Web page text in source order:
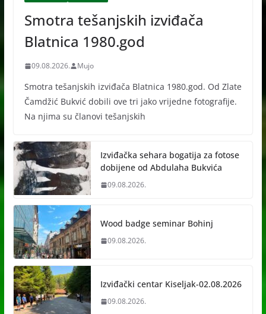
Smotra tešanjskih izviđača
Blatnica 1980.god
09.08.2026. Mujo
Smotra tešanjskih izviđača Blatnica 1980.god. Od Zlate
Čamdžić Bukvić dobili ove tri jako vrijedne fotografije.
Na njima su članovi tešanjskih
Izviđačka sehara bogatija za fotose
dobijene od Abdulaha Bukvića
09.08.2026.
Wood badge seminar Bohinj
09.08.2026.
Izviđački centar Kiseljak-02.08.2026
09.08.2026.